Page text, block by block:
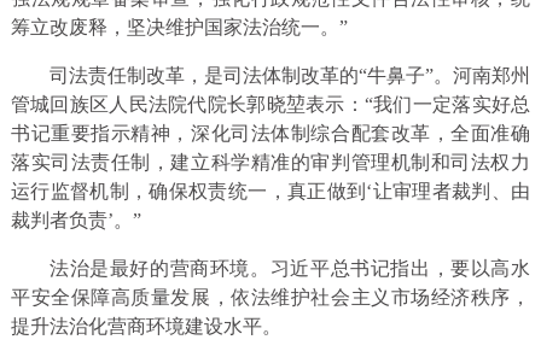
筹立改废释，坚决维护国家法治统一。”
司法责任制改革，是司法体制改革的“牛鼻子”。河南郑州
管城回族区人民法院代院长郭晓堃表示：“我们一定落实好总
书记重要指示精神，深化司法体制综合配套改革，全面准确
落实司法责任制，建立科学精准的审判管理机制和司法权力
运行监督机制，确保权责统一，真正做到‘让审理者裁判、由
裁判者负责’。”
法治是最好的营商环境。习近平总书记指出，要以高水
平安全保障高质量发展，依法维护社会主义市场经济秩序，
提升法治化营商环境建设水平。